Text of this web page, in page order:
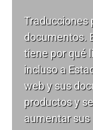
Traducciones
documentos.
tiene por qué
incluso a
web y sus
productos y
aumentar sus